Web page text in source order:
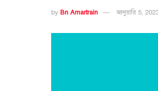
by Bn Amartrain জানুয়ারি 5,